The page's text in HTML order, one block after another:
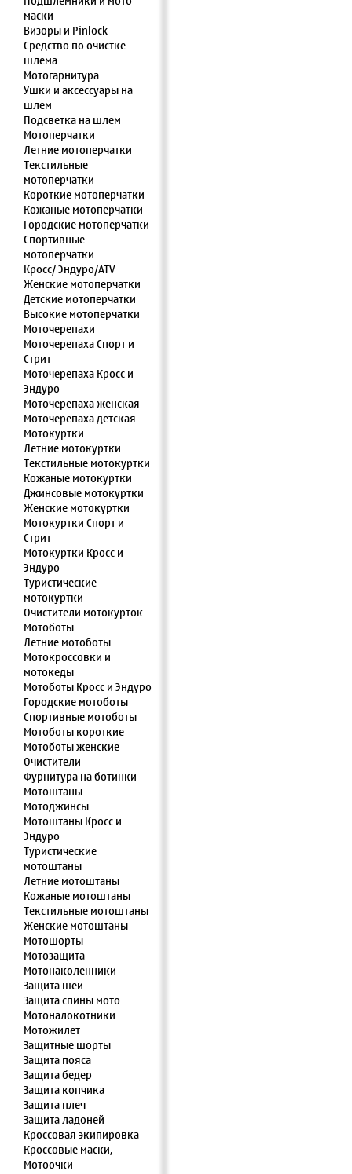
маски
Визоры и Pinlock
Средство по очистке
шлема
Мотогарнитура
Ушки и аксессуары на
шлем
Подсветка на шлем
Мотоперчатки
Летние мотоперчатки
Текстильные
мотоперчатки
Короткие мотоперчатки
Кожаные мотоперчатки
Городские мотоперчатки
Спортивные
мотоперчатки
Кросс/ Эндуро/ATV
Женские мотоперчатки
Детские мотоперчатки
Высокие мотоперчатки
Моточерепахи
Моточерепаха Спорт и
Стрит
Моточерепаха Кросс и
Эндуро
Моточерепаха женская
Моточерепаха детская
Мотокуртки
Летние мотокуртки
Текстильные мотокуртки
Кожаные мотокуртки
Джинсовые мотокуртки
Женские мотокуртки
Мотокуртки Спорт и
Стрит
Мотокуртки Кросс и
Эндуро
Туристические
мотокуртки
Очистители мотокурток
Мотоботы
Летние мотоботы
Мотокроссовки и
мотокеды
Мотоботы Кросс и Эндуро
Городские мотоботы
Спортивные мотоботы
Мотоботы короткие
Мотоботы женские
Очистители
Фурнитура на ботинки
Мотоштаны
Мотоджинсы
Мотоштаны Кросс и
Эндуро
Туристические
мотоштаны
Летние мотоштаны
Кожаные мотоштаны
Текстильные мотоштаны
Женские мотоштаны
Мотошорты
Мотозащита
Мотонаколенники
Защита шеи
Защита спины мото
Мотоналокотники
Мотожилет
Защитные шорты
Защита пояса
Защита бедер
Защита копчика
Защита плеч
Защита ладоней
Кроссовая экипировка
Кроссовые маски,
Мотоочки